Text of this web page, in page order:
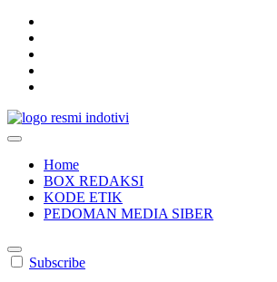
Home
BOX REDAKSI
KODE ETIK
PEDOMAN MEDIA SIBER
Subscribe